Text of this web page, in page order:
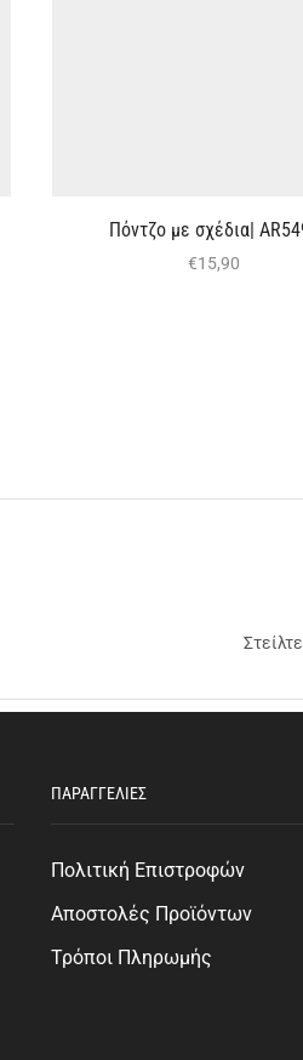
Πόντζο με σχέδια|
€15,90
ΠΑΡΑΓΓΕΛΙΕΣ
Πολιτική Επιστροφών
Αποστολές Προϊόντων
Τρόποι Πληρωμής